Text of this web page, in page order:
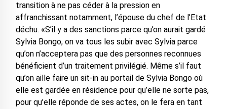
transition à ne pas céder à la pression en
affranchissant notamment, l’épouse du chef de l’Etat
déchu. «S’il y a des sanctions parce qu’on aurait gardé
Sylvia Bongo, on va tous les subir avec Sylvia parce
qu’on n’acceptera pas que des personnes reconnues
bénéficient d’un traitement privilégié. Même s’il faut
qu’on aille faire un sit-in au portail de Sylvia Bongo où
elle est gardée en résidence pour qu’elle ne sorte pas,
pour qu’elle réponde de ses actes, on le fera en tant